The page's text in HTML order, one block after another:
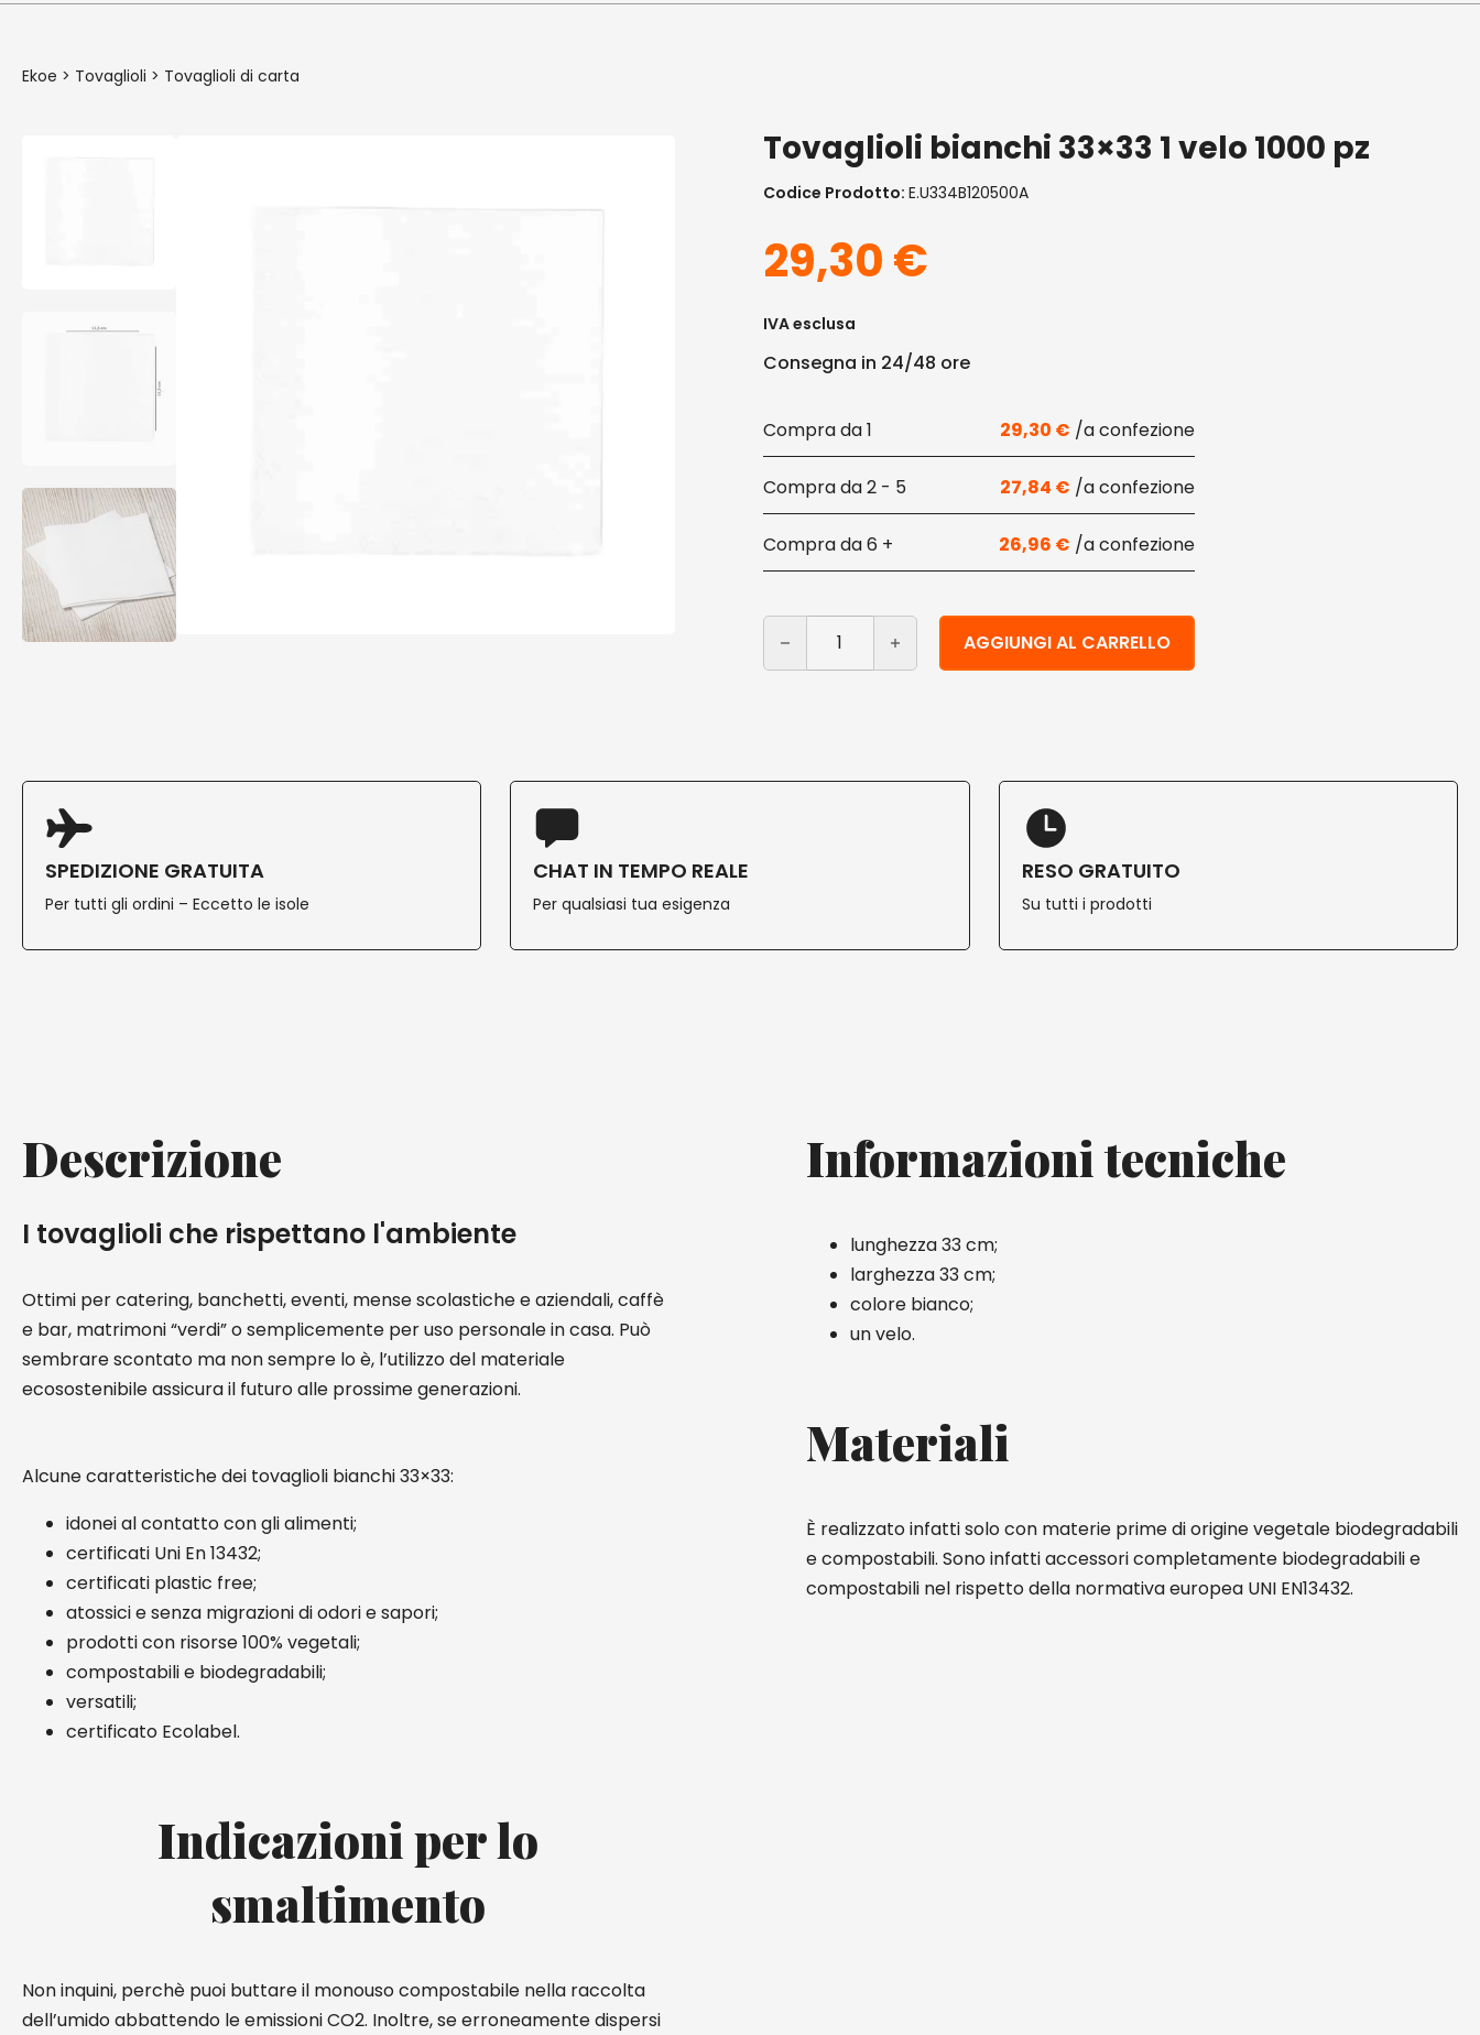
Ekoe > Tovaglioli > Tovaglioli di carta
Tovaglioli bianchi 33×33 1 velo 1000 pz
Codice Prodotto: E.U334B120500A
29,30€
IVA esclusa
Consegna in 24/48 ore
1 29,30 €
2 - 5 27,84 €
6 + 26,96 €
Tovaglioli bianchi 33x33 1 velo 1000 pz quantità
AGGIUNGI AL CARRELLO
Alternative:
SPEDIZIONE GRATUITA
Per tutti gli ordini – Eccetto le isole
CHAT IN TEMPO REALE
Per qualsiasi tua esigenza
RESO GRATUITO
Su tutti i prodotti
Descrizione
I tovaglioli che rispettano l'ambiente
Ottimi per catering, banchetti, eventi, mense scolastiche e aziendali, caffè
e bar, matrimoni “verdi” o semplicemente per uso personale in casa. Può
sembrare scontato ma non sempre lo è, l’utilizzo del materiale
ecosostenibile assicura il futuro alle prossime generazioni.
Alcune caratteristiche dei tovaglioli bianchi 33×33:
idonei al contatto con gli alimenti;
certificati Uni En 13432;
certificati plastic free;
atossici e senza migrazioni di odori e sapori;
prodotti con risorse 100% vegetali;
compostabili e biodegradabili;
versatili;
certificato Ecolabel.
Indicazioni per lo
smaltimento
Non inquini, perchè puoi buttare il monouso compostabile nella raccolta
dell’umido abbattendo le emissioni CO2. Inoltre, se erroneamente dispersi
Informazioni tecniche
lunghezza 33 cm;
larghezza 33 cm;
colore bianco;
un velo.
Materiali
È realizzato infatti solo con materie prime di origine vegetale biodegradabili
e compostabili. Sono infatti accessori completamente biodegradabili e
compostabili nel rispetto della normativa europea UNI EN13432.